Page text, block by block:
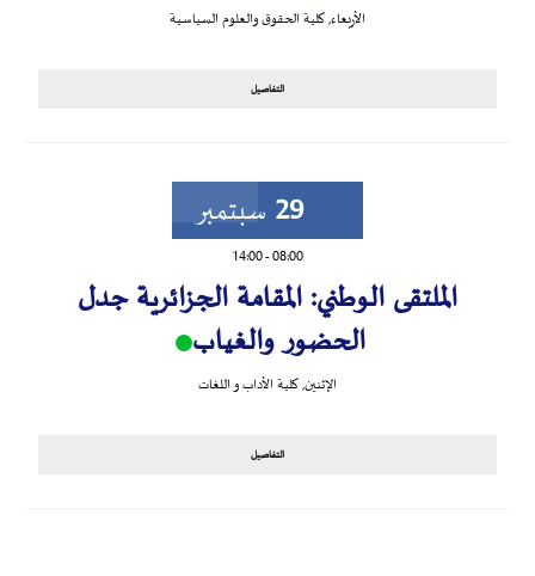
الأربعاء,كلية الحقوق والعلوم السياسية
التفاصيل
29 سبتمبر
08:00
-
14:00
الملتقى الوطني: المقامة الجزائرية جدل
الحضور والغياب
الإثنين,كلية الأداب و اللغات
التفاصيل